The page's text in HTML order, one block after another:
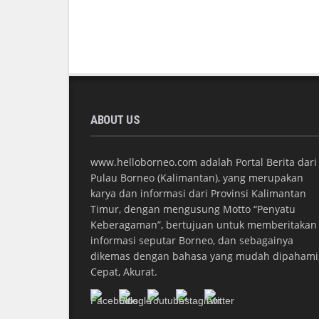
ABOUT US
www.helloborneo.com adalah Portal Berita dari
Pulau Borneo (Kalimantan), yang merupakan
karya dan informasi dari Provinsi Kalimantan
Timur, dengan mengusung Motto “Penyatu
Keberagaman”, bertujuan untuk memberitakan
informasi seputar Borneo, dan sebagainya
dikemas dengan bahasa yang mudah
Cepat, Akurat.